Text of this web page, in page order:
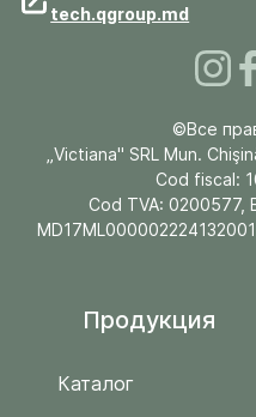
tech.qgroup.md
©Все
„Victiana" SRL Mun.
Cod fiscal:
Cod TVA: 0200577,
Продукция
Каталог